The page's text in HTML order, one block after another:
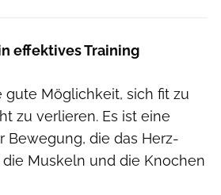
effektives Training
gute Möglichkeit, sich fit zu
zu verlieren. Es ist eine
Bewegung, die das Herz-
Muskeln und die Knochen